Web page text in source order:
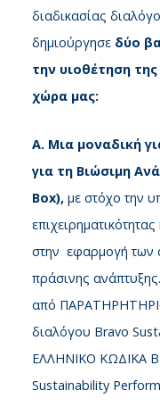
διαδικασίας
δημιούργησε δύο
την υιοθέτηση
χώρα μας:
Α. Μια μοναδική
για τη Βιώσιμη
Box),με στόχο την
στην εφαρμογή των
πράσινης
από
διαλόγου Βravo
ΕΛΛΗΝΙΚΟ ΚΩΔΙΚΑ
Sustainability